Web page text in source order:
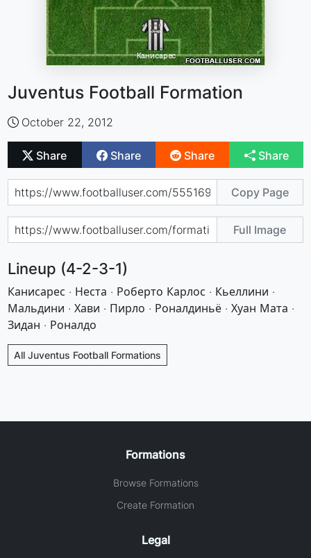
Juventus Football Formation
October 22, 2012
Share Share Share Share
Copy Page
Full Image
Lineup (4-2-3-1)
Канисарес · Неста · Роберто Карлос · Кьеллини ·
Мальдини · Хави · Пирло · Роналдиньё · Хуан Мата ·
Зидан · Роналдо
All Juventus Football Formations
Formations
Browse Formations
Create Formation
Legal